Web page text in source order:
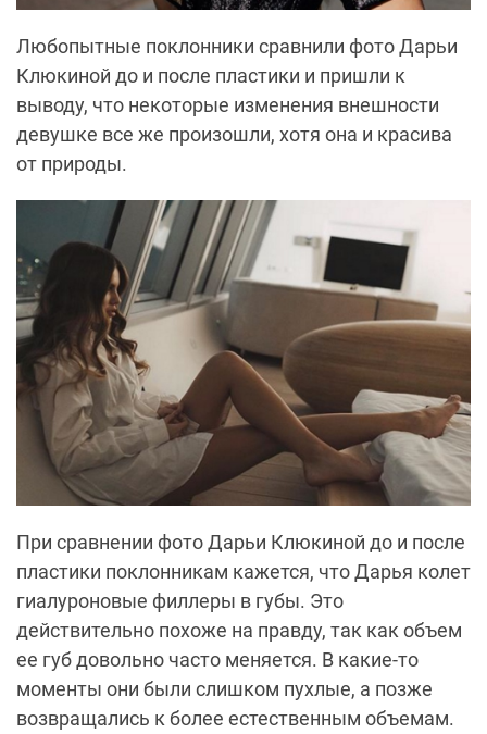
Любопытные поклонники сравнили фото Дарьи
Клюкиной до и после пластики и пришли к
выводу, что некоторые изменения внешности
девушке все же произошли, хотя она и красива
от природы.
При сравнении фото Дарьи Клюкиной до и после
пластики поклонникам кажется, что Дарья колет
гиалуроновые филлеры в губы. Это
действительно похоже на правду, так как объем
ее губ довольно часто меняется. В какие-то
моменты они были слишком пухлые, а позже
возвращались к более естественным объемам.